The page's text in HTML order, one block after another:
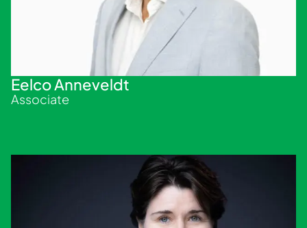
Eelco Anneveldt
Associate